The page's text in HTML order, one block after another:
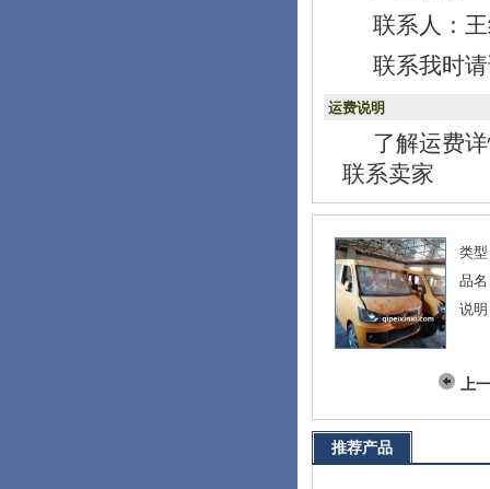
联系人：
联系我时
运费说明
了解运费
联系卖家
类
品
说
上
推荐产品